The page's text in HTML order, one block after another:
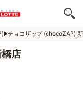
チョコザップ (chocoZAP)
店